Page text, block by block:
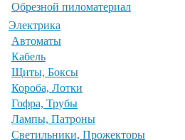
Обрезной пиломатериал
Электрика
Автоматы
Кабель
Щиты, Боксы
Короба, Лотки
Гофра, Трубы
Лампы, Патроны
Светильники, Прожекторы